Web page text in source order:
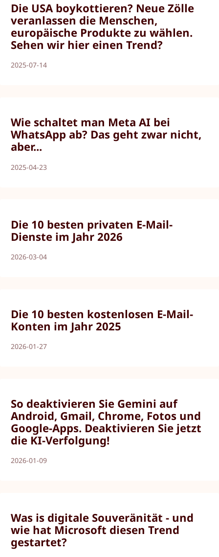
Die USA boykottieren? Neue Zölle
veranlassen die Menschen,
europäische Produkte zu wählen.
Sehen wir hier einen Trend?
2025-07-14
Wie schaltet man Meta AI bei
WhatsApp ab? Das geht zwar nicht,
aber...
2025-04-23
Die 10 besten privaten E-Mail-
Dienste im Jahr 2026
2026-03-04
Die 10 besten kostenlosen E-Mail-
Konten im Jahr 2025
2026-01-27
So deaktivieren Sie Gemini auf
Android, Gmail, Chrome, Fotos und
Google-Apps. Deaktivieren Sie jetzt
die KI-Verfolgung!
2026-01-09
Was is digitale Souveränität - und
wie hat Microsoft diesen Trend
gestartet?